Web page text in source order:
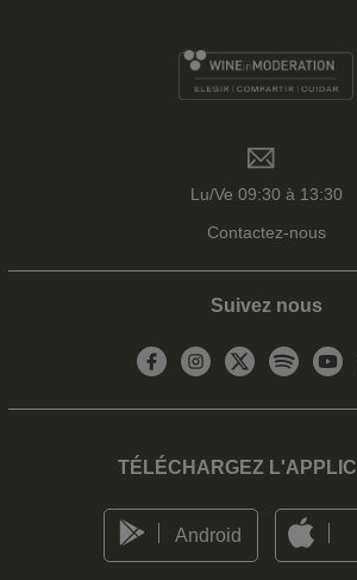
Lu/Ve 09:30 à 13:30
Contactez-nous
Suivez nous
TÉLÉCHARGEZ
Android